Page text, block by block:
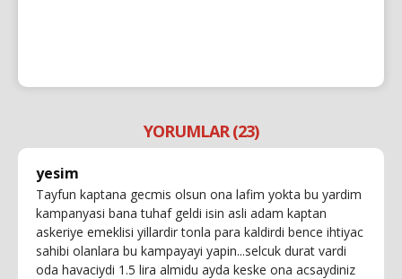
YORUMLAR (23)
yesim
Tayfun kaptana gecmis olsun ona lafim yokta bu yardim
kampanyasi bana tuhaf geldi isin asli adam kaptan
askeriye emeklisi yillardir tonla para kaldirdi bence ihtiyac
sahibi olanlara bu kampayayi yapin...selcuk durat vardi
oda havaciydi 1.5 lira almidu ayda keske ona acsaydiniz